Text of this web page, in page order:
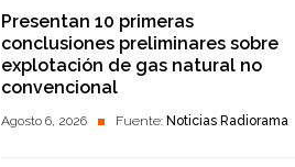
Presentan 10 primeras
conclusiones preliminares sobre
explotación de gas natural no
convencional
Agosto 6, 2026 Fuente: Noticias Radiorama